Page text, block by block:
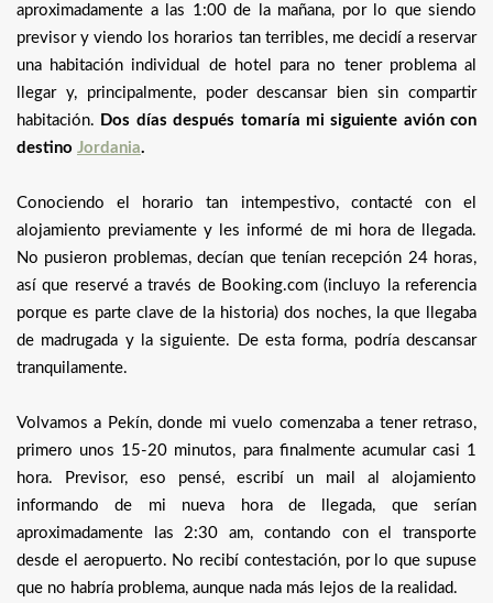
aproximadamente a las 1:00 de la mañana, por lo que siendo
previsor y viendo los horarios tan terribles, me decidí a reservar
una habitación individual de hotel para no tener problema al
llegar y, principalmente, poder descansar bien sin compartir
habitación. Dos días después tomaría mi siguiente avión con
destino Jordania.
Conociendo el horario tan intempestivo, contacté con el
alojamiento previamente y les informé de mi hora de llegada.
No pusieron problemas, decían que tenían recepción 24 horas,
así que reservé a través de Booking.com (incluyo la referencia
porque es parte clave de la historia) dos noches, la que llegaba
de madrugada y la siguiente. De esta forma, podría descansar
tranquilamente.
Volvamos a Pekín, donde mi vuelo comenzaba a tener retraso,
primero unos 15-20 minutos, para finalmente acumular casi 1
hora. Previsor, eso pensé, escribí un mail al alojamiento
informando de mi nueva hora de llegada, que serían
aproximadamente las 2:30 am, contando con el transporte
desde el aeropuerto. No recibí contestación, por lo que supuse
que no habría problema, aunque nada más lejos de la realidad.